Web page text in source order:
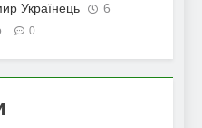
Українець
6
0